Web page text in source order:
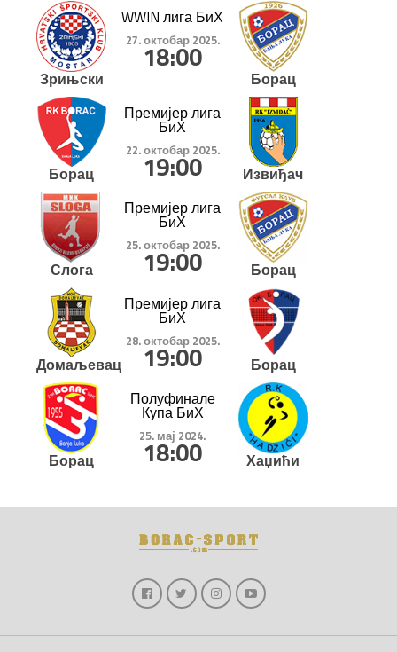
Зрињски
WWIN лига БиХ
27. октобар 2025.
18:00
Борац
Борац
Премијер лига
БиХ
22. октобар 2025.
19:00 Извиђач
Слога
Премијер лига
БиХ
25. октобар 2025.
19:00 Борац
Домаљевац
Премијер лига
БиХ
28. октобар 2025.
19:00 Борац
Борац
Полуфинале
Купа БиХ
25. мај 2024.
18:00 Хаџићи